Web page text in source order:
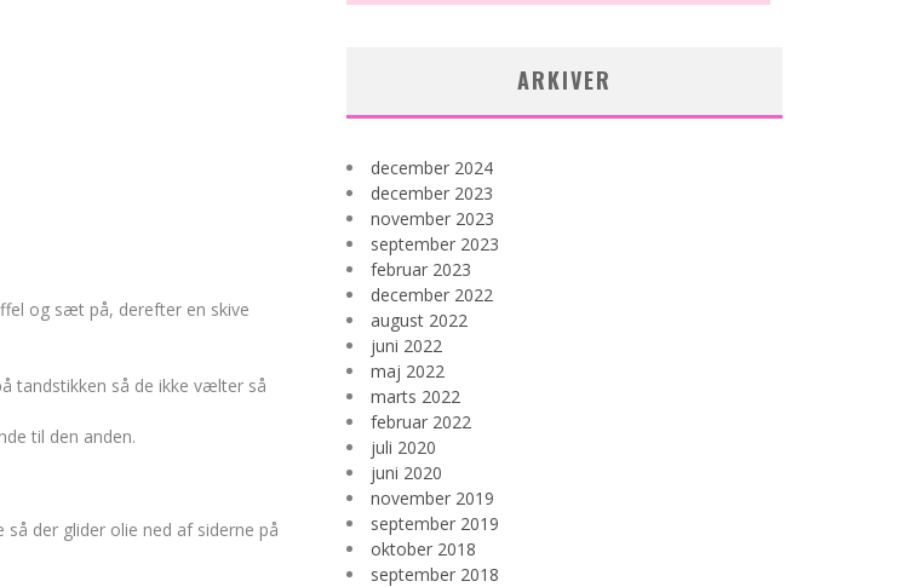
og sæt på, derefter en skive
tandstikken så de ikke vælter så
til den anden.
der glider olie ned af siderne på
ARKIVER
december 2024
december 2023
november 2023
september 2023
februar 2023
december 2022
august 2022
juni 2022
maj 2022
marts 2022
februar 2022
juli 2020
juni 2020
november 2019
september 2019
oktober 2018
september 2018